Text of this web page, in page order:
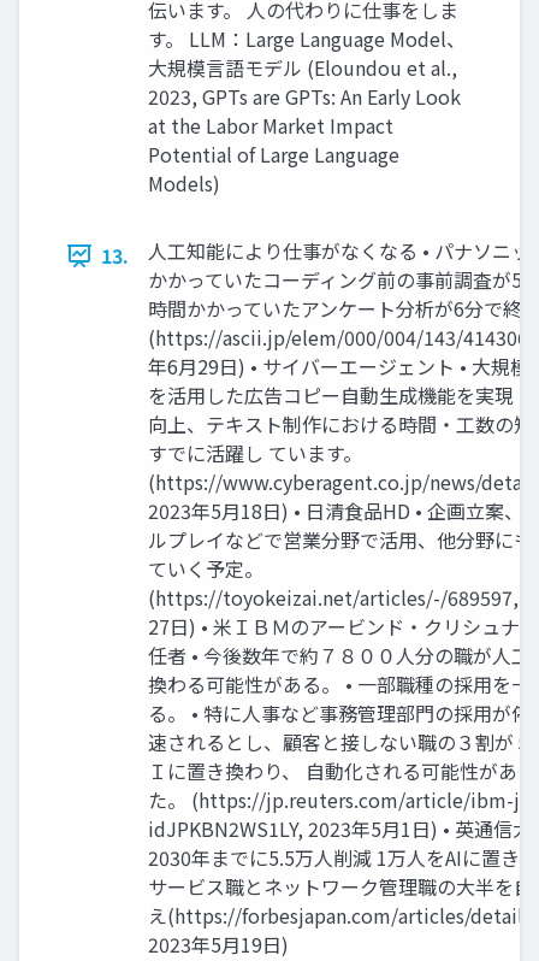
伝います。 人の代わりに仕事をしま
す。 LLM：Large Language Model、
大規模言語モデル (Eloundou et al.,
2023, GPTs are GPTs: An Early Look
at the Labor Market Impact
Potential of Large Language
Models)
13.
人工知能により仕事がなくなる • パナソニッ
かかっていたコーディング前の事前調査が5
時間かかっていたアンケート分析が6分で終
(https://ascii.jp/elem/000/004/143/
年6月29日) • サイバーエージェント • 大規模
を活用した広告コピー自動生成機能を実現 •
向上、テキスト制作における時間・工数の短
すでに活躍し ています。
(https://www.cyberagent.co.jp/news/
2023年5月18日) • 日清食品HD • 企画立案、
ルプレイなどで営業分野で活用、他分野に
ていく予定。
(https://toyokeizai.net/articles/-/689597,
27日) • 米ＩＢＭのアービンド・クリシュナ
任者 • 今後数年で約７８００人分の職が人工
換わる可能性がある。 • 一部職種の採用を一
る。 • 特に人事など事務管理部門の採用が停
速されるとし、顧客と接しない職の３割が
Ｉに置き換わり、 自動化される可能性があ
た。 (https://jp.reuters.com/article/ibm-
idJPKBN2WS1LY, 2023年5月1日) • 英通信大
2030年までに5.5万人削減 1万人をAIに置き
サービス職とネットワーク管理職の大半を
え(https://forbesjapan.com/articles/detail/
2023年5月19日)